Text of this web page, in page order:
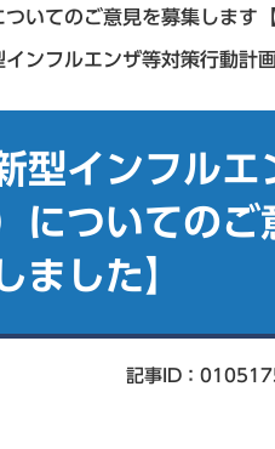
いてのご意見を募集します
インフルエンザ等対策行動計
型インフル
についてのご
ました】
記事ID：